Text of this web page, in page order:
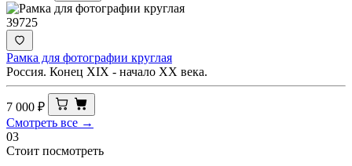
39725
Рамка для фотографии круглая
Россия. Конец XIX - начало ХХ века.
7 000 ₽
Смотреть все →
03
Стоит посмотреть